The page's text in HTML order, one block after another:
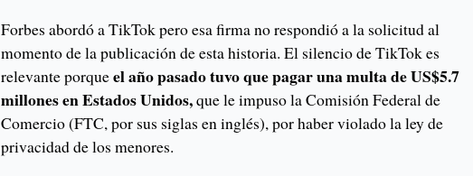
Forbes abordó a TikTok pero esa firma no respondió a la solicitud al
momento de la publicación de esta historia. El silencio de TikTok es
relevante porqueel año pasado tuvo que pagar una multa de US$5.7
millones en Estados Unidos,que le impuso la Comisión Federal de
Comercio (FTC, por sus siglas en inglés), por haber violado la ley de
privacidad de los menores.